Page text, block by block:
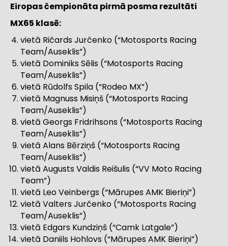
Eiropas čempionāta pirmā posma rezultāti
MX65 klasē:
vietā Ričards Jurčenko (“Motosports Racing
Team/Auseklis”)
vietā Dominiks Sēlis (“Motosports Racing
Team/Auseklis”)
vietā Rūdolfs Spila (“Rodeo MX”)
vietā Magnuss Misiņš (“Motosports Racing
Team/Auseklis”)
vietā Georgs Fridrihsons (“Motosports Racing
Team/Auseklis”)
vietā Alans Bērziņš (“Motosports Racing
Team/Auseklis”)
vietā Augusts Valdis Reišulis (“VV Moto Racing
Team”)
vietā Leo Veinbergs (“Mārupes AMK Bieriņi”)
vietā Valters Jurčenko (“Motosports Racing
Team/Auseklis”)
vietā Edgars Kundziņš (“Camk Latgale”)
vietā Daniils Hohlovs (“Mārupes AMK Bieriņi”)